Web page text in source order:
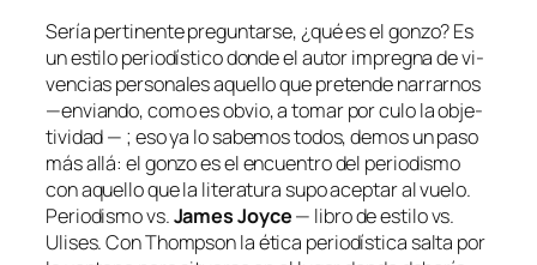
Sería per­ti­nen­te pre­gun­tar­se, ¿qué es elgon­zo? Es
un es­ti­lo pe­rio­dís­ti­co don­de el au­tor im­preg­na de vi­
ven­cias per­so­na­les aque­llo que pre­ten­de na­rrar­nos
—en­vian­do, co­mo es ob­vio, a to­mar por cu­lo la ob­je­
ti­vi­dad — ; eso ya lo sa­be­mos to­dos, de­mos un pa­so
más allá: elgon­zoes el en­cuen­tro del pe­rio­dis­mo
con aque­llo que la li­te­ra­tu­ra su­po acep­tar al vue­lo.
Periodismo vs.James Joyce— li­bro de es­ti­lo vs.
Ulises. Con Thompson la éti­ca pe­rio­dís­ti­ca sal­ta por